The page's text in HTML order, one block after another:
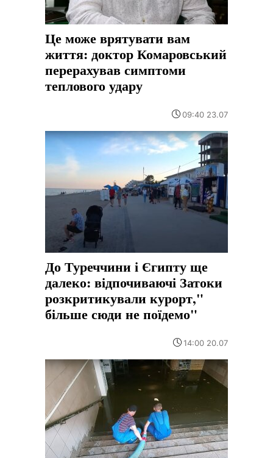
Це може врятувати вам
життя: доктор Комаровський
перерахував симптоми
теплового удару
09:40 23.07
До Туреччини і Єгипту ще
далеко: відпочиваючі Затоки
розкритикували курорт,"
більше сюди не поїдемо"
14:00 20.07